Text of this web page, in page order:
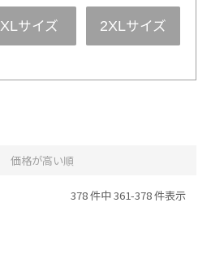
XLサイズ 2XLサイズ
価格が高い順
378 件中 361-378 件表示